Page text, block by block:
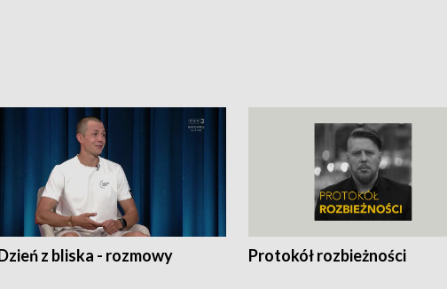
z bliska - rozmowy Protokół rozbieżności